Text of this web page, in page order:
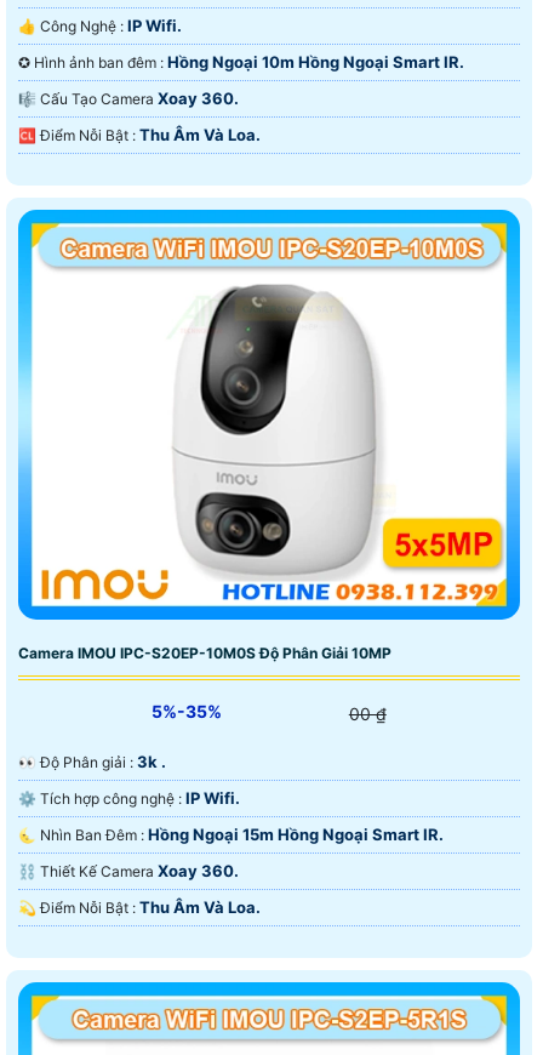
👍 Công Nghệ : IP Wifi.
✪ Hình ảnh ban đêm : Hồng Ngoại 10m Hồng Ngoại Smart IR.
🎼️ Cấu Tạo Camera Xoay 360.
️🆑 Điểm Nỗi Bật : Thu Âm Và Loa.
Camera IMOU IPC-S20EP-10M0S Độ Phân Giải 10MP
5%-35% 00 ₫
️👀 Độ Phân giải : 3k .
⚙ Tích hợp công nghệ : IP Wifi.
🌜 Nhìn Ban Đêm : Hồng Ngoại 15m Hồng Ngoại Smart IR.
⛓ Thiết Kế Camera Xoay 360.
️💫 Điểm Nỗi Bật : Thu Âm Và Loa.